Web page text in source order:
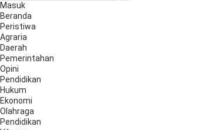
Masuk
Beranda
Peristiwa
Agraria
Daerah
Pemerintahan
Opini
Pendidikan
Hukum
Ekonomi
Olahraga
Pendidikan